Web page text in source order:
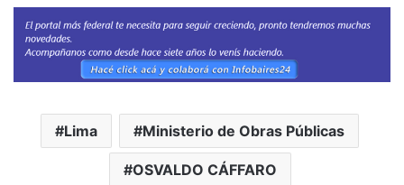
Lima Ministerio de Obras Públicas
OSVALDO CÁFFARO